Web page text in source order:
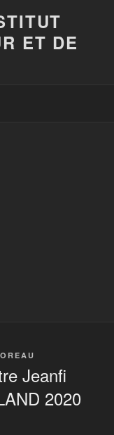
ET DE
Jeanfi
2020